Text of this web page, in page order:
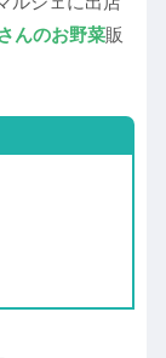
んのお野菜販